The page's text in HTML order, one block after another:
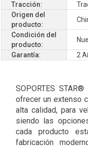
Tracción:
Origen del
producto:
Condición del
producto:
Garantía:
2
SOPORTES
ofrecer un extenso
alta calidad, para
siendo las
cada producto
fabricación